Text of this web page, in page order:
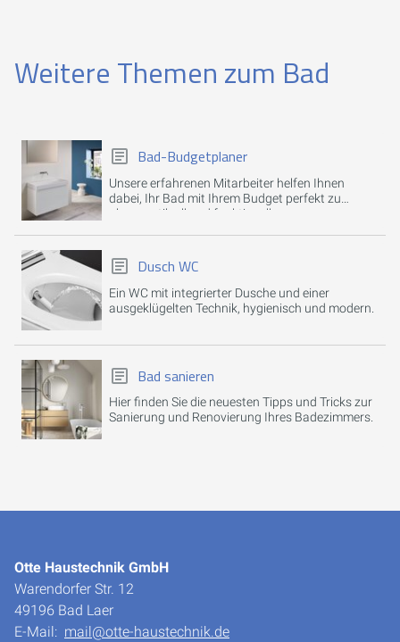
Weitere Themen zum Bad
Bad-Budgetplaner
Unsere erfahrenen Mitarbeiter helfen Ihnen
dabei, Ihr Bad mit Ihrem Budget perfekt zu
planen, stilvoll und funktionell.
Dusch WC
Ein WC mit integrierter Dusche und einer
ausgeklügelten Technik, hygienisch und modern.
Bad sanieren
Hier finden Sie die neuesten Tipps und Tricks zur
Sanierung und Renovierung Ihres Badezimmers.
Otte Haustechnik GmbH
Warendorfer Str. 12
49196 Bad Laer
E-Mail: mail@otte-haustechnik.de